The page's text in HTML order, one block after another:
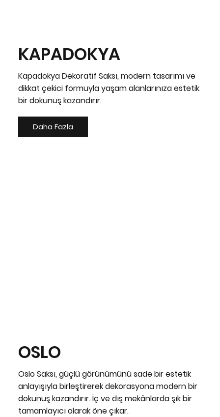
KAPADOKYA
Kapadokya Dekoratif Saksı, modern tasarımı ve
dikkat çekici formuyla yaşam alanlarınıza estetik
bir dokunuş kazandırır.
Daha Fazla
OSLO
Oslo Saksı, güçlü görünümünü sade bir estetik
anlayışıyla birleştirerek dekorasyona modern bir
dokunuş kazandırır. İç ve dış mekânlarda şık bir
tamamlayıcı olarak öne çıkar.